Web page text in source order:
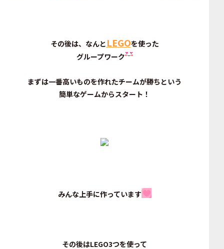
その後は、なんと LEGOを使った
グループワーク
まずは一番高いものを作れたチームが勝ちという
簡単なゲームからスタート！
みんな上手に作っています
その後はLEGO3つを使って